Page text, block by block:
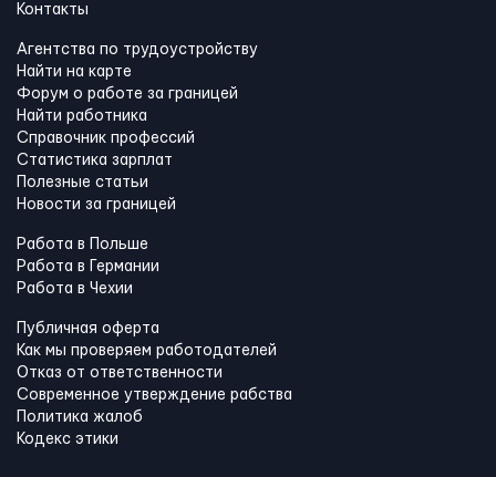
Контакты
Агентства по трудоустройству
Найти на карте
Форум о работе за границей
Найти работника
Справочник профессий
Статистика зарплат
Полезные статьи
Новости за границей
Работа в Польше
Работа в Германии
Работа в Чехии
Публичная оферта
Как мы проверяем работодателей
Отказ от ответственности
Современное утверждение рабства
Политика жалоб
Кодекс этики